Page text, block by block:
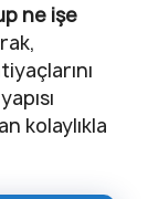
ne işe
kolaylıkla